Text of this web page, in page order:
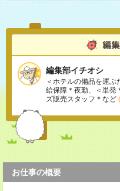
編集部イチオシ
＜ホテルの備品を運ぶ
給保障＊夜勤、＜単発
ズ販売スタッフ＊など
お仕事の概要